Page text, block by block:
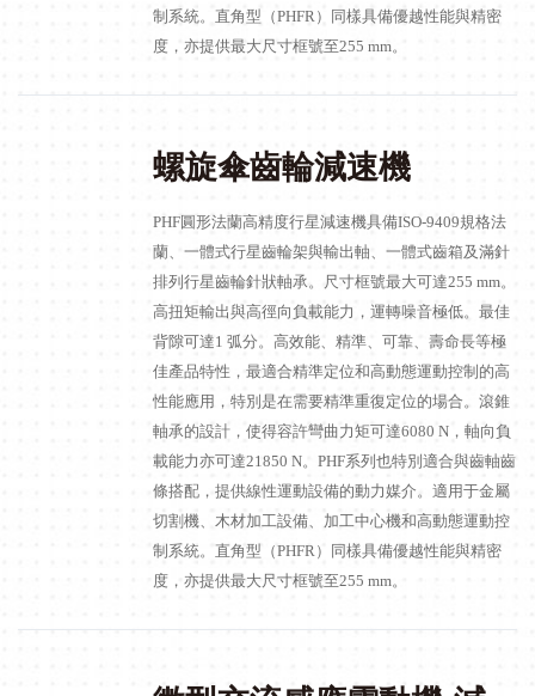
制系統。直角型（PHFR）同樣具備優越性能與精密
度，亦提供最大尺寸框號至255 mm。
螺旋傘齒輪減速機
PHF圓形法蘭高精度行星減速機具備ISO-9409規格法
蘭、一體式行星齒輪架與輸出軸、一體式齒箱及滿針
排列行星齒輪針狀軸承。尺寸框號最大可達255 mm。
高扭矩輸出與高徑向負載能力，運轉噪音極低。最佳
背隙可達1 弧分。高效能、精準、可靠、壽命長等極
佳產品特性，最適合精準定位和高動態運動控制的高
性能應用，特別是在需要精準重復定位的場合。滾錐
軸承的設計，使得容許彎曲力矩可達6080 N，軸向負
載能力亦可達21850 N。PHF系列也特別適合與齒軸齒
條搭配，提供線性運動設備的動力媒介。適用于金屬
切割機、木材加工設備、加工中心機和高動態運動控
制系統。直角型（PHFR）同樣具備優越性能與精密
度，亦提供最大尺寸框號至255 mm。